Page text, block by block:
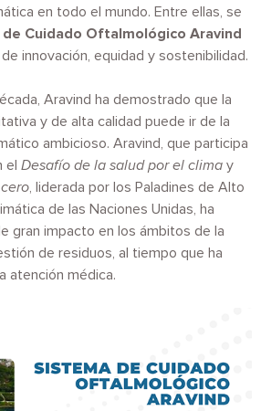
en todo el mundo. Entre ellas, se
Cuidado Oftalmológico Aravind
innovación, equidad y sostenibilidad.
Aravind ha demostrado que la
y de alta calidad puede ir de la
ambicioso. Aravind, que participa
el Desafío de la salud por el clima y
, liderada por los Paladines de Alto
de las Naciones Unidas, ha
gran impacto en los ámbitos de la
de residuos, al tiempo que ha
atención médica.